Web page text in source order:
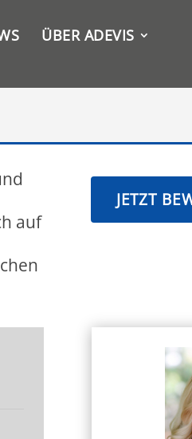
ÜBER ADEVIS
auf
JETZT